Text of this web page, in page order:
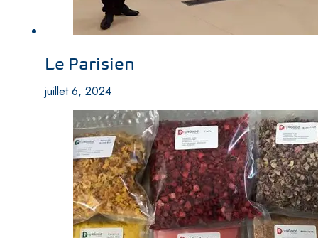
Le Parisien
juillet 6, 2024